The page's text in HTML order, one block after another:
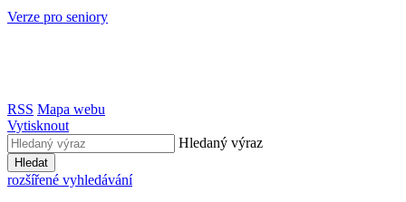
Verze pro seniory
RSS Mapa webu
Vytisknout
Hledaný výraz
Hledat
rozšířené vyhledávání